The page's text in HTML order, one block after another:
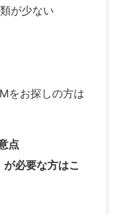
が少ない
をお探しの方は
点
必要な方はこ